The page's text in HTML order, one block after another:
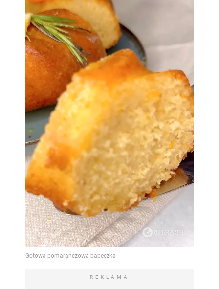
REKLAMA